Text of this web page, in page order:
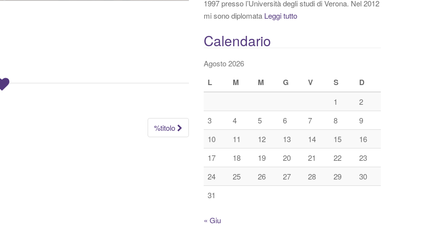
%titolo
1997 presso l’Università degli studi di Verona. Nel 2012
mi sono diplomata Leggi tutto
Calendario
Agosto 2026
L M M G V S D
1
2
3
4 5 6 7 8
9
10
11 12 13 14 15
16
17
18 19 20 21 22
23
24
25 26 27 28 29
30
31
« Giu